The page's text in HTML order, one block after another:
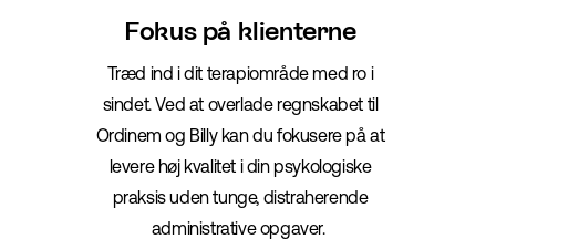
Fokus på klienterne
Træd ind i dit terapiområde med ro i
sindet. Ved at overlade regnskabet til
Ordinem og Billy kan du fokusere på at
levere høj kvalitet i din psykologiske
praksis uden tunge, distraherende
administrative opgaver.